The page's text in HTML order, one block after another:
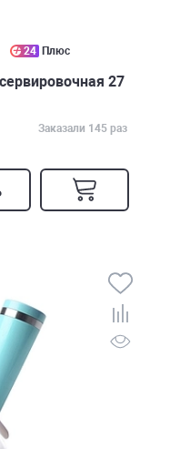
24 Плюс
27
Заказали 145 раз